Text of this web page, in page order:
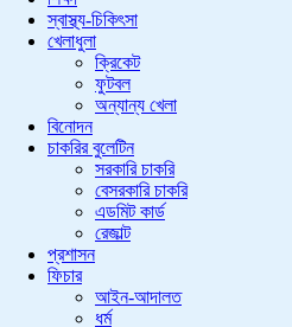
স্বাস্থ্য-চিকিৎসা
খেলাধুলা
ক্রিকেট
ফুটবল
অন্যান্য খেলা
বিনোদন
চাকরির বুলেটিন
সরকারি চাকরি
বেসরকারি চাকরি
এডমিট কার্ড
রেজাল্ট
প্রশাসন
ফিচার
আইন-আদালত
ধর্ম